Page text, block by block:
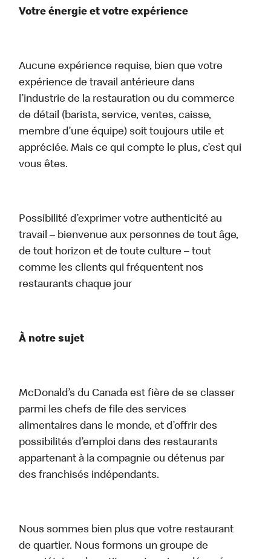
Votre énergie et votre expérience
Aucune expérience requise, bien que votre
expérience de travail antérieure dans
l’industrie de la restauration ou du commerce
de détail (barista, service, ventes, caisse,
membre d’une équipe) soit toujours utile et
appréciée. Mais ce qui compte le plus, c’est qui
vous êtes.
Possibilité d’exprimer votre authenticité au
travail – bienvenue aux personnes de tout âge,
de tout horizon et de toute culture – tout
comme les clients qui fréquentent nos
restaurants chaque jour
À notre sujet
McDonald’s du Canada est fière de se classer
parmi les chefs de file des services
alimentaires dans le monde, et d’offrir des
possibilités d’emploi dans des restaurants
appartenant à la compagnie ou détenus par
des franchisés indépendants.
Nous sommes bien plus que votre restaurant
de quartier. Nous formons un groupe de